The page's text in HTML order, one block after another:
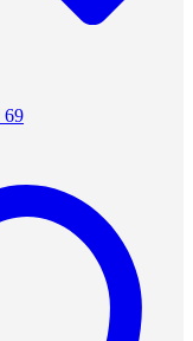
69